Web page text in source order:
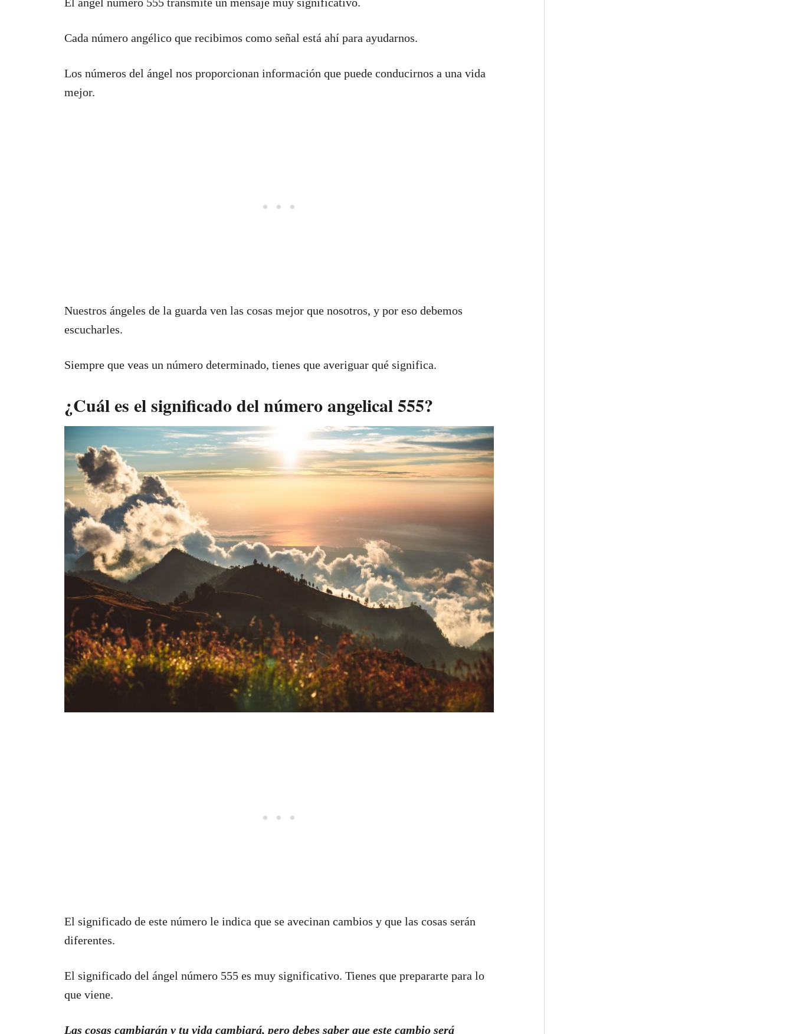
Cada número angélico que recibimos como señal está ahí para ayudarnos.
Los números del ángel nos proporcionan información que puede conducirnos a una vida
mejor.
Nuestros ángeles de la guarda ven las cosas mejor que nosotros, y por eso debemos
escucharles.
Siempre que veas un número determinado, tienes que averiguar qué significa.
¿Cuál es el significado del número angelical 555?
El significado de este número le indica que se avecinan cambios y que las cosas serán
diferentes.
El significado del ángel número 555 es muy significativo. Tienes que prepararte para lo
que viene.
Las cosas cambiarán y tu vida cambiará, pero debes saber que este cambio será